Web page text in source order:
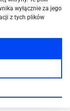
wyłącznie za jego
z tych plików